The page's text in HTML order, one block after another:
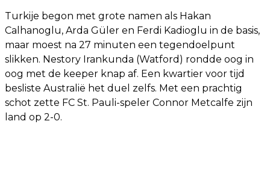
Turkije begon met grote namen als Hakan
Calhanoglu, Arda Güler en Ferdi Kadioglu in de basis,
maar moest na 27 minuten een tegendoelpunt
slikken. Nestory Irankunda (Watford) rondde oog in
oog met de keeper knap af. Een kwartier voor tijd
besliste Australië het duel zelfs. Met een prachtig
schot zette FC St. Pauli-speler Connor Metcalfe zijn
land op 2-0.